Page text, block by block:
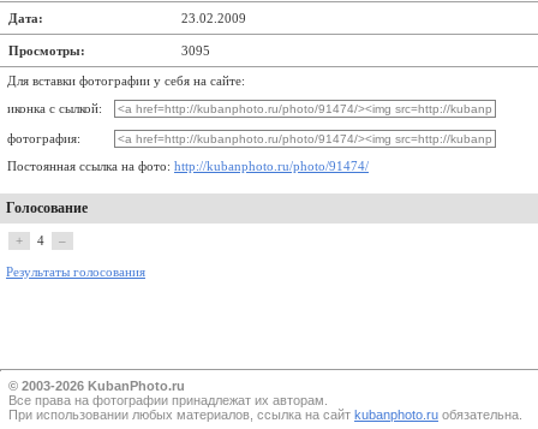
Дата: 23.02.2009
Просмотры: 3095
Для вставки фотографии у себя на сайте:
иконка с сылкой:
фотография:
Постоянная ссылка на фото: http://kubanphoto.ru/photo/91474/
Голосование
+ 4 –
Результаты голосования
© 2003-2026 KubanPhoto.ru
Все прaва на фотографии принадлежат их авторам.
При использовании любых материалов, ссылка на сайт kubanphoto.ru обязательна.